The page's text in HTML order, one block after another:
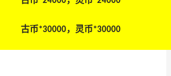
古币*30000， 灵币*30000